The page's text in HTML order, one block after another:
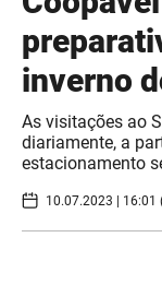
inverno
As visitações ao
diariamente, a
estacionamento
10.07.2023 | 16:01